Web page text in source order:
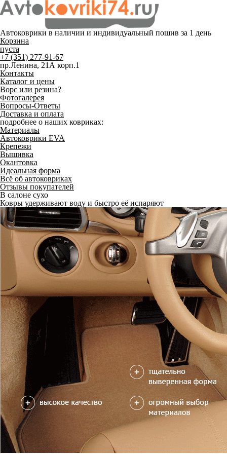
Автоковрики в наличии и индивидуальный пошив за 1 день
Корзина
пуста
+7 (351) 277-91-67
пр.Ленина, 21А корп.1
Контакты
Каталог и цены
Ворс или резина?
Фотогалерея
Вопросы-Ответы
Доставка и оплата
подробнее о наших ковриках:
Материалы
Автоковрики EVA
Крепежи
Вышивка
Окантовка
Идеальная форма
Всё об автоковриках
Отзывы покупателей
В салоне сухо
Ковры удерживают воду и быстро её испаряют